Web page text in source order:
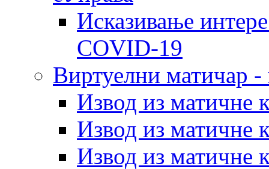
Исказивање
COVID-19
Виртуелни матичар -
Извод из матичне
Извод из матичне
Извод из матичне